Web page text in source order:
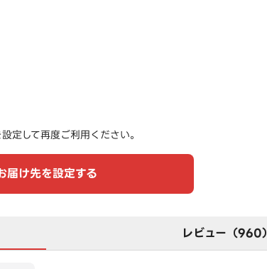
定して再度ご利用ください。
届け先を設定する
レビュー（960）